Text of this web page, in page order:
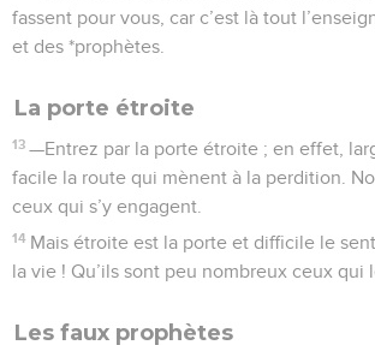
fassent pour vous, car c’est là tout
et des *prophètes.
La porte étroite
13 —Entrez par la porte étroite ; en effet,
facile la route qui mènent à la perdition.
ceux qui s’y engagent.
14 Mais étroite est la porte et difficile le
la vie ! Qu’ils sont peu nombreux ceux qui
Les faux prophètes